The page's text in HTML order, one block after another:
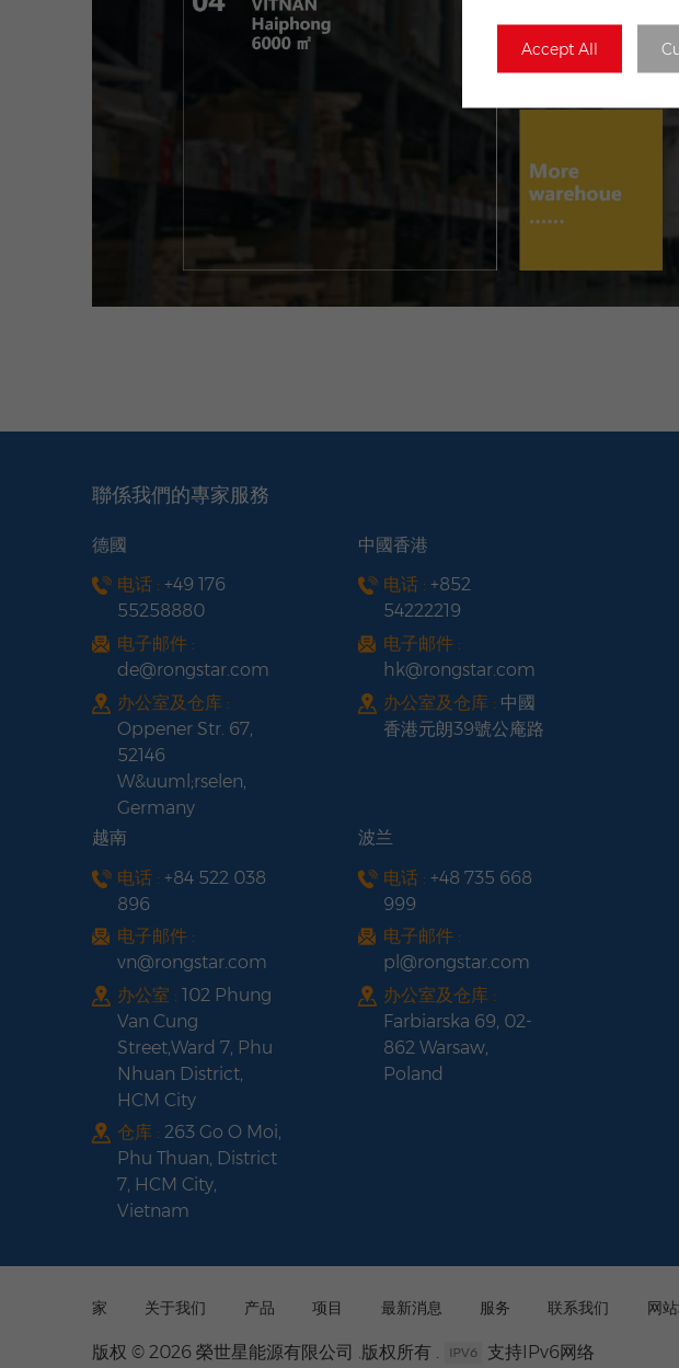
Accept All
聯係我們的專家服務
德國
电话 : +49 176
55258880
电子邮件 :
de@rongstar.com
办公室及仓库 :
Oppener Str. 67,
52146
W&uuml;rselen,
Germany
中國香港
电话 :+852
54222219
电子邮件 :
hk@rongstar.com
办公室及仓库 : 中國
香港元朗39號公庵路
越南
电话 : +84 522 038
896
电子邮件 :
vn@rongstar.com
办公室 : 102 Phung
Van Cung
Street,Ward 7, Phu
Nhuan District,
HCM City
仓库 : 263 Go O Moi,
Phu Thuan, District
7, HCM City,
Vietnam
波兰
电话 :+48 735 668
999
电子邮件 :
pl@rongstar.com
办公室及仓库 :
Farbiarska 69, 02-
862 Warsaw,
Poland
家 关于我们 产品 项目 最新消息 服务 联系我们 网
版权 © 2026 榮世星能源有限公司 .版权所有 . 支持IPv6网络